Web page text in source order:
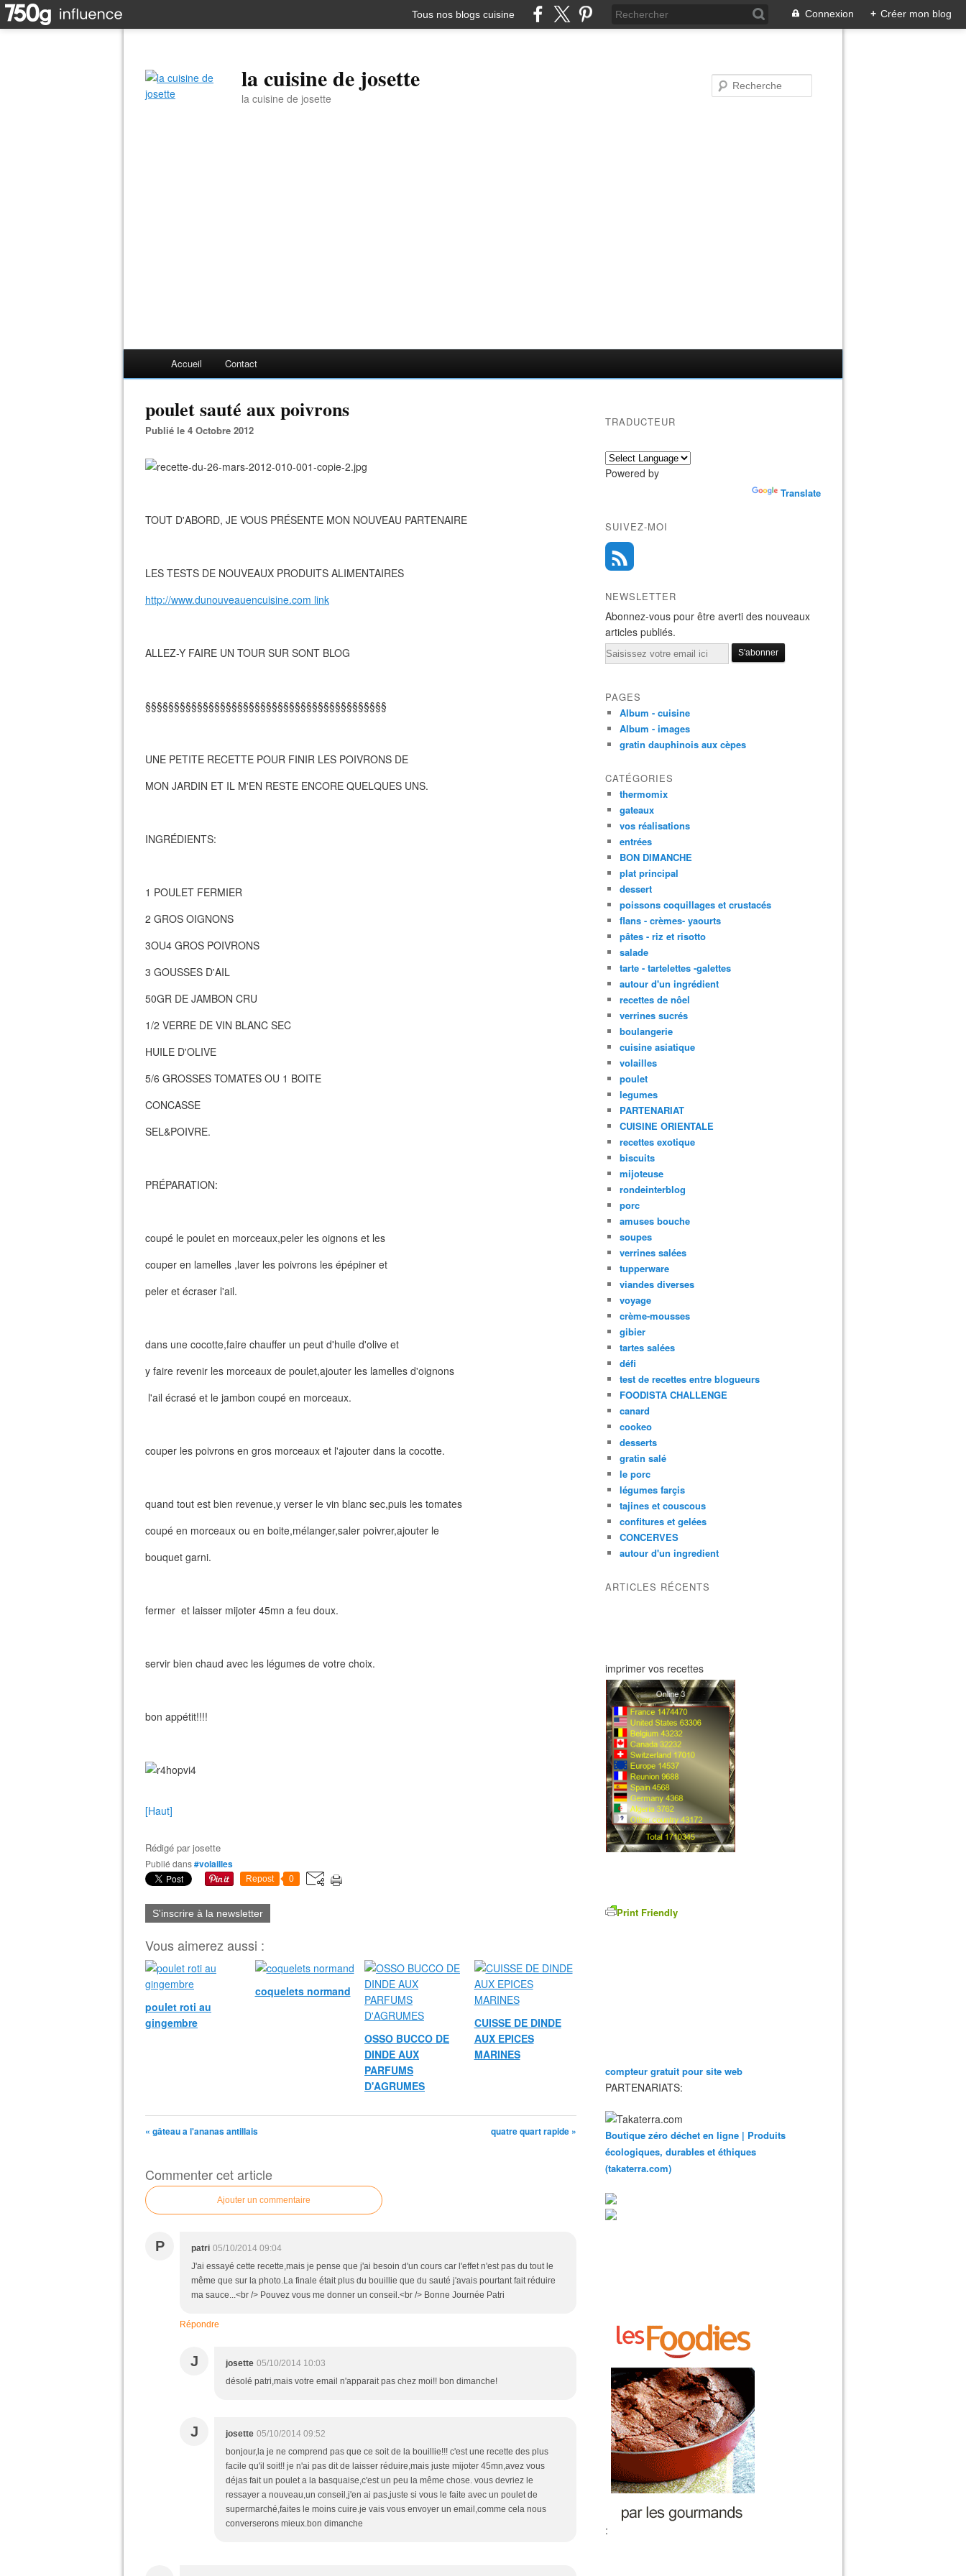
Tous nos blogs cuisine Connexion + Créer mon blog
la cuisine de josette
la cuisine de josette
Accueil Contact
poulet sauté aux poivrons
Publié le 4 Octobre 2012
TOUT D'ABORD, JE VOUS PRÉSENTE MON NOUVEAU PARTENAIRE
LES TESTS DE NOUVEAUX PRODUITS ALIMENTAIRES
http://www.dunouveauencuisine.com link
ALLEZ-Y FAIRE UN TOUR SUR SONT BLOG
§§§§§§§§§§§§§§§§§§§§§§§§§§§§§§§§§§§§§§§§§§
UNE PETITE RECETTE POUR FINIR LES POIVRONS DE
MON JARDIN ET IL M'EN RESTE ENCORE QUELQUES UNS.
INGRÉDIENTS:
1 POULET FERMIER
2 GROS OIGNONS
3OU4 GROS POIVRONS
3 GOUSSES D'AIL
50GR DE JAMBON CRU
1/2 VERRE DE VIN BLANC SEC
HUILE D'OLIVE
5/6 GROSSES TOMATES OU 1 BOITE
CONCASSE
SEL&POIVRE.
PRÉPARATION:
coupé le poulet en morceaux,peler les oignons et les
couper en lamelles ,laver les poivrons les épépiner et
peler et écraser l'ail.
dans une cocotte,faire chauffer un peut d'huile d'olive et
y faire revenir les morceaux de poulet,ajouter les lamelles d'oignons
l'ail écrasé et le jambon coupé en morceaux.
couper les poivrons en gros morceaux et l'ajouter dans la cocotte.
quand tout est bien revenue,y verser le vin blanc sec,puis les tomates
coupé en morceaux ou en boite,mélanger,saler poivrer,ajouter le
bouquet garni.
fermer et laisser mijoter 45mn a feu doux.
servir bien chaud avec les légumes de votre choix.
bon appétit!!!!
[Haut]
Rédigé parjosette
Publié dans#volailles
Repost 0
S'inscrire à la newsletter
Vous aimerez aussi :
poulet roti au
gingembre
coquelets normand
OSSO BUCCO DE
DINDE AUX
PARFUMS
D'AGRUMES
CUISSE DE DINDE
AUX EPICES
MARINES
« gâteau a l'ananas antillais quatre quart rapide »
Commenter cet article
Ajouter un commentaire
P patri 05/10/2014 09:04
J'ai essayé cette recette,mais je pense que j'ai besoin d'un cours car l'effet n'est pas du tout le
même que sur la photo.La finale était plus du bouillie que du sauté j'avais pourtant fait réduire
ma sauce...<br /> Pouvez vous me donner un conseil.<br /> Bonne Journée Patri
Répondre
J josette 05/10/2014 10:03
désolé patri,mais votre email n'apparait pas chez moi!! bon dimanche!
J josette 05/10/2014 09:52
bonjour,la je ne comprend pas que ce soit de la bouillie!!! c'est une recette des plus
facile qu'il soit!! je n'ai pas dit de laisser réduire,mais juste mijoter 45mn,avez vous
déjas fait un poulet a la basquaise,c'est un peu la même chose. vous devriez le
ressayer a nouveau,un conseil,j'en ai pas,juste si vous le faite avec un poulet de
supermarché,faites le moins cuire.je vais vous envoyer un email,comme cela nous
converserons mieux.bon dimanche
TRADUCTEUR
Powered by
Translate
SUIVEZ-MOI
NEWSLETTER
Abonnez-vous pour être averti des nouveaux
articles publiés.
Email
PAGES
Album - cuisine
Album - images
gratin dauphinois aux cèpes
CATÉGORIES
thermomix
gateaux
vos réalisations
entrées
BON DIMANCHE
plat principal
dessert
poissons coquillages et crustacés
flans - crèmes- yaourts
pâtes - riz et risotto
salade
tarte - tartelettes -galettes
autour d'un ingrédient
recettes de nôel
verrines sucrés
boulangerie
cuisine asiatique
volailles
poulet
legumes
PARTENARIAT
CUISINE ORIENTALE
recettes exotique
biscuits
mijoteuse
rondeinterblog
porc
amuses bouche
soupes
verrines salées
tupperware
viandes diverses
voyage
crème-mousses
gibier
tartes salées
défi
test de recettes entre blogueurs
FOODISTA CHALLENGE
canard
cookeo
desserts
gratin salé
le porc
légumes farçis
tajines et couscous
confitures et gelées
CONCERVES
autour d'un ingredient
ARTICLES RÉCENTS
imprimer vos recettes
Print Friendly
compteur gratuit pour site web
PARTENARIATS:
Boutique zéro déchet en ligne | Produits
écologiques, durables et éthiques
(takaterra.com)
: